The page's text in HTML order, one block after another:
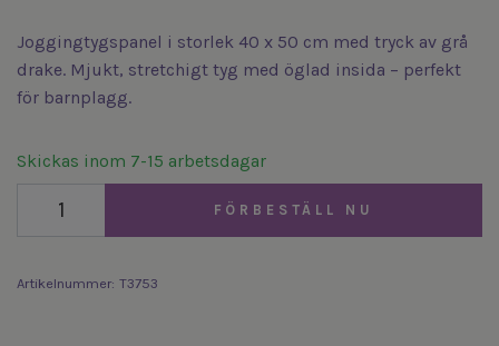
Joggingtygspanel i storlek 40 x 50 cm med tryck av grå
drake. Mjukt, stretchigt tyg med öglad insida – perfekt
för barnplagg.
Skickas inom 7-15 arbetsdagar
FÖRBESTÄLL NU
Artikelnummer: T3753